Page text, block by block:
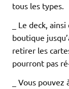
tous les types.
_ Le deck,
boutique
retirer les
pourront pas
_ Vous